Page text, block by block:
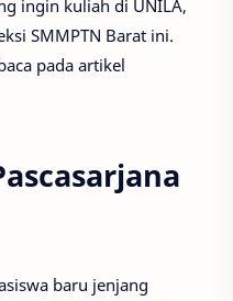
ingin kuliah di UNILA,
SMMPTN Barat ini.
pada artikel
baru jenjang